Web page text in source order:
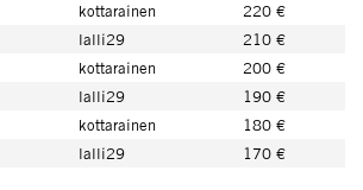
kottarainen
220 €
lalli29
210 €
kottarainen
200 €
lalli29
190 €
kottarainen
180 €
lalli29 170 €